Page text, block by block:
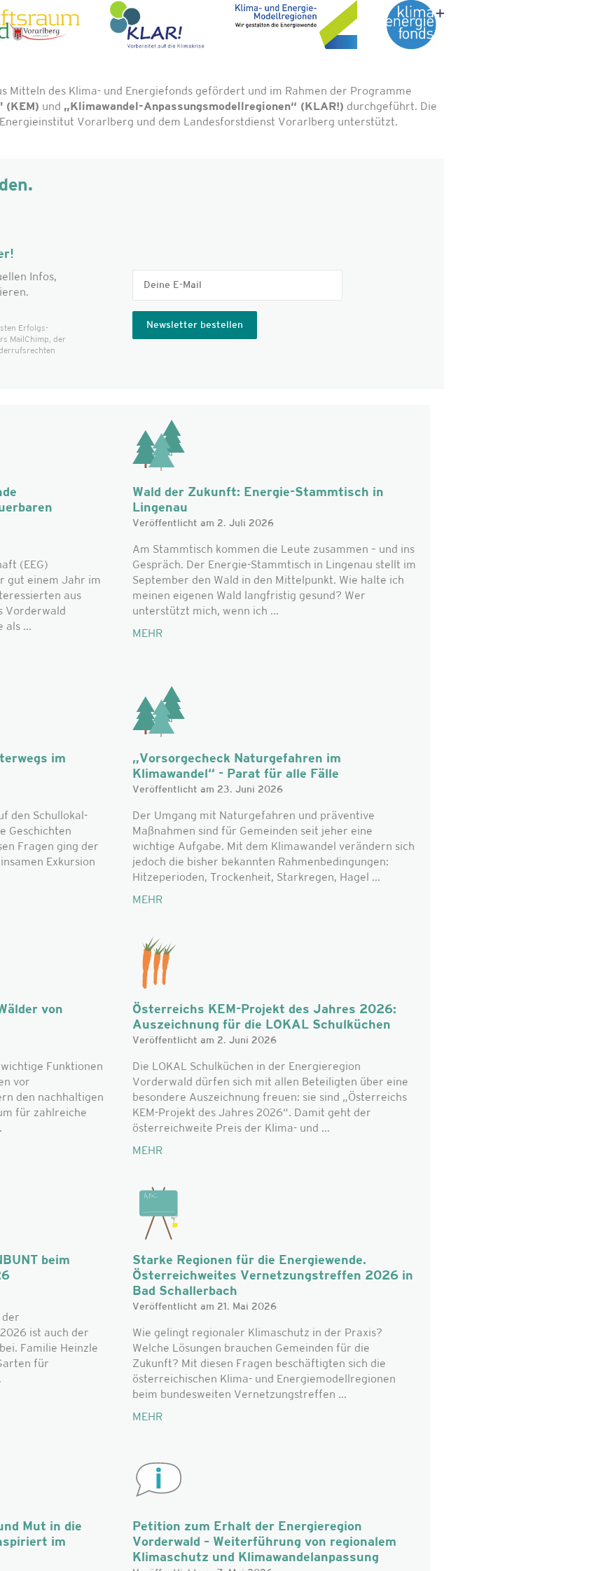
Mitteln des Klima- und Energiefonds gefördert und im Rahmen der Programme
(KEM) und „Klimawandel-Anpassungsmodellregionen“ (KLAR!) durchgeführt. Die
Energieinstitut Vorarlberg und dem Landesforstdienst Vorarlberg unterstützt.
Infos,
Erfolgs­
MailChimp, der
(EEG)
gut einem Jahr im
aus
Vorderwald
als ...
Wald der Zukunft: Energie-Stammtisch in
Lingenau
Veröffentlicht am 2. Juli 2026
Am Stammtisch kommen die Leute zusammen – und ins
Gespräch. Der Energie-Stammtisch in Lingenau stellt im
September den Wald in den Mittelpunkt. Wie halte ich
meinen eigenen Wald langfristig gesund? Wer
unterstützt mich, wenn ich ...
MEHR
im
den Schullokal-
Geschichten
Fragen ging der
Exkursion
„Vorsorgecheck Naturgefahren im
Klimawandel“ - Parat für alle Fälle
Veröffentlicht am 23. Juni 2026
Der Umgang mit Naturgefahren und präventive
Maßnahmen sind für Gemeinden seit jeher eine
wichtige Aufgabe. Mit dem Klimawandel verändern sich
jedoch die bisher bekannten Rahmenbedingungen:
Hitzeperioden, Trockenheit, Starkregen, Hagel ...
MEHR
von
Funktionen
vor
den nachhaltigen
für zahlreiche
Österreichs KEM-Projekt des Jahres 2026:
Auszeichnung für die LOKAL Schulküchen
Veröffentlicht am 2. Juni 2026
Die LOKAL Schulküchen in der Energieregion
Vorderwald dürfen sich mit allen Beteiligten über eine
besondere Auszeichnung freuen: sie sind „Österreichs
KEM-Projekt des Jahres 2026“. Damit geht der
österreichweite Preis der Klima- und ...
MEHR
beim
der
ist auch der
Familie Heinzle
für
Starke Regionen für die Energiewende.
Österreichweites Vernetzungstreffen 2026 in
Bad Schallerbach
Veröffentlicht am 21. Mai 2026
Wie gelingt regionaler Klimaschutz in der Praxis?
Welche Lösungen brauchen Gemeinden für die
Zukunft? Mit diesen Fragen beschäftigten sich die
österreichischen Klima- und Energiemodellregionen
beim bundesweiten Vernetzungstreffen ...
MEHR
Mut in die
im
Petition zum Erhalt der Energieregion
Vorderwald – Weiterführung von regionalem
Klimaschutz und Klimawandelanpassung